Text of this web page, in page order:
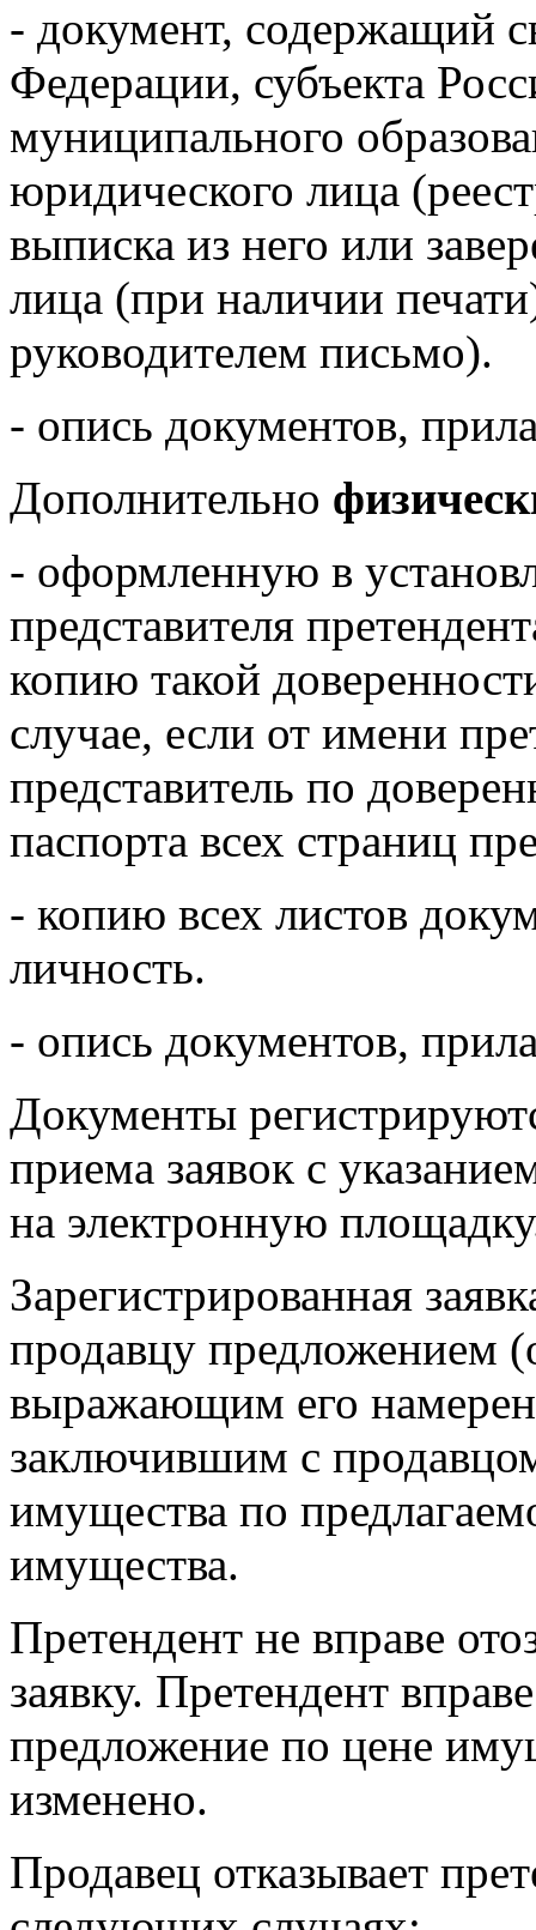
- документ, содержащий
Федерации, субъекта
муниципального
юридического лица
выписка из него или
лица (при наличии
руководителем письмо).
- опись документов,
Дополнительно
- оформленную в
представителя
копию такой
случае, если от имени
представитель по
паспорта всех страниц
- копию всех листов
личность.
- опись документов,
Документы
приема заявок с
на электронную
Зарегистрированная
продавцу предложением
выражающим его
заключившим с
имущества по
имущества.
Претендент не вправе
заявку. Претендент
предложение по цене
изменено.
Продавец отказывает